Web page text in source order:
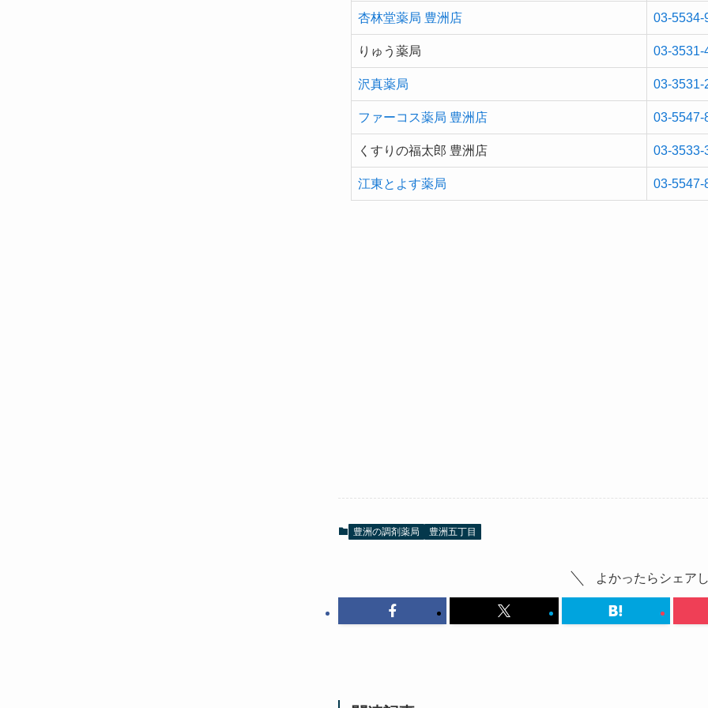
杏林堂薬局 豊洲店 03-5534-
りゅう薬局 03-3531-
沢真薬局 03-3531-
ファーコス薬局 豊洲店 03-5547-
くすりの福太郎 豊洲店 03-3533-
江東とよす薬局 03-5547-
豊洲の調剤薬局 豊洲五丁目
よかったらシェア